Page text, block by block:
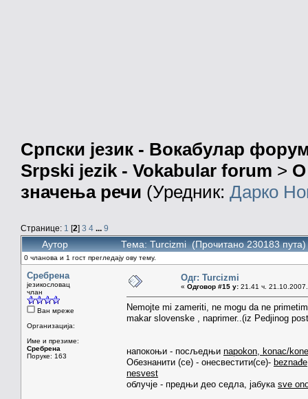
Српски језик - Вокабулар
Srpski jezik - Vokabular forum > О
значења речи (Уредник: Дарко
Странице: 1 [2] 3 4 ... 9
Аутор Тема: Turcizmi (Прочитано 230183 пута)
0 чланова и 1 гост прегледају ову тему.
Сребрена
језикословац
члан
Ван мреже
Организација:
Име и презиме:
Сребрена
Поруке: 163
Одг: Turcizmi
« Одговор #15 у: 21.41 ч.
Nemojte mi zameriti, ne mogu da ne
makar slovenske , naprimer..(iz Pedjinog
напокоњи - посљедњи napokon, konac/
Обезнанити (cе) - онесвестити(се)-
nesvest
облучје - предњи део седла, јабука sve